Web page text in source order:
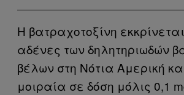
Η βατραχοτοξίνη
αδένες των δηλητηριωδών
βέλων στη Νότια Αμερική
μοιραία σε δόση μόλις 0,1